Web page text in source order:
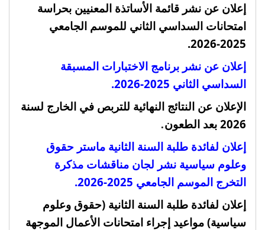
إعلان عن نشر قائمة الأساتذة المعنيين بحراسة
امتحانات السداسي الثاني للموسم الجامعي
2025-2026.
إعلان عن نشر برنامج الاختبارات المسبقة
السداسي الثاني 2025-2026.
الإعلان عن النتائج النهائية للتربص في الخارج لسنة
2026 بعد الطعون
.
إعلان لفائدة طلبة السنة الثانية ماستر حقوق
وعلوم سياسية نشر لجان مناقشات مذكرة
التخرج الموسم الجامعي 2025-2026
.
إعلان لفائدة طلبة السنة الثانية (حقوق وعلوم
سياسية) مواعيد إجراء امتحانات الأعمال الموجهة